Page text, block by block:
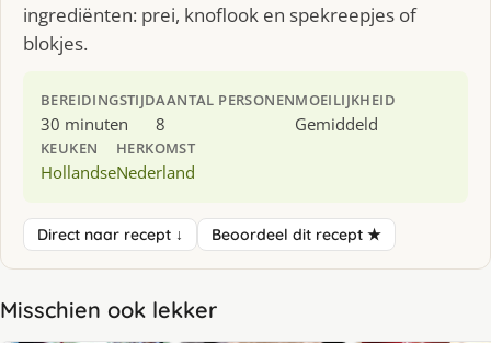
ingrediënten: prei, knoflook en spekreepjes of
blokjes.
BEREIDINGSTIJD
30 minuten
AANTAL PERSONEN
8
MOEILIJKHEID
Gemiddeld
KEUKEN
Hollandse
HERKOMST
Nederland
Direct naar recept ↓ Beoordeel dit recept ★
Misschien ook lekker